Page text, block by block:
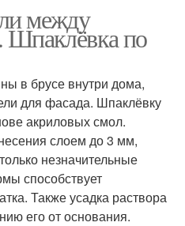
между
Шпаклёвка по
в брусе внутри дома,
для фасада. Шпаклёвку
акриловых смол.
слоем до 3 мм,
незначительные
способствует
Также усадка раствора
его от основания.